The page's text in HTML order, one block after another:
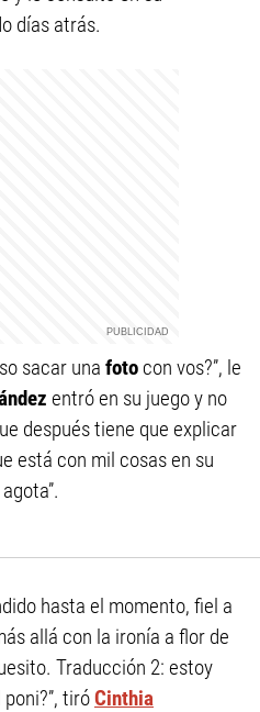
días atrás.
sacar una foto con vos?”, le
entró en su juego y no
después tiene que explicar
está con mil cosas en su
hasta el momento, fiel a
allá con la ironía a flor de
Traducción 2: estoy
tiróCinthia